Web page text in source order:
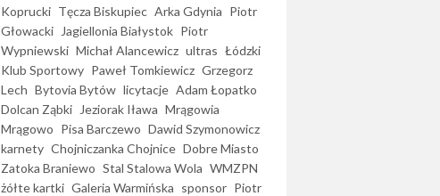
Koprucki Tęcza Biskupiec Arka Gdynia Piotr
Głowacki
Jagiellonia Białystok Piotr
Wypniewski Michał Alancewicz ultras Łódzki
Klub Sportowy Paweł Tomkiewicz Grzegorz
Lech Bytovia Bytów licytacje Adam Łopatko
Dolcan Ząbki
Jeziorak Iława Mrągowia
Mrągowo Pisa Barczewo Dawid Szymonowicz
karnety Chojniczanka Chojnice Dobre Miasto
Zatoka Braniewo Stal Stalowa Wola WMZPN
żółte kartki Galeria Warmińska sponsor Piotr